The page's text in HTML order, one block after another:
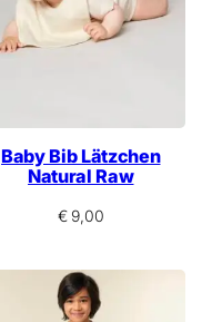
Baby Bib Lätzchen
Natural Raw
€9,00